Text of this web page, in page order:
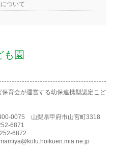
ついて
も園
育会が運営する幼保連携型認定こど
0075 山梨県甲府市山宮町3318
6871
6872